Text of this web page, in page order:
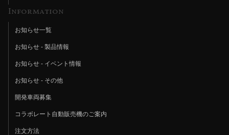
Information
お知らせ一覧
お知らせ - 製品情報
お知らせ - イベント情報
お知らせ - その他
開発車両募集
コラボレート自動販売機のご案内
注文方法